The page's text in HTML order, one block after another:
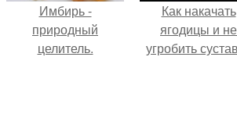
Имбирь -
природный
целитель.
Как накачать
ягодицы и не
угробить